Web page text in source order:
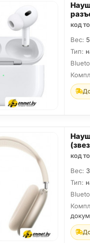
код
Вес:
Тип:
код
Вес:
Тип: